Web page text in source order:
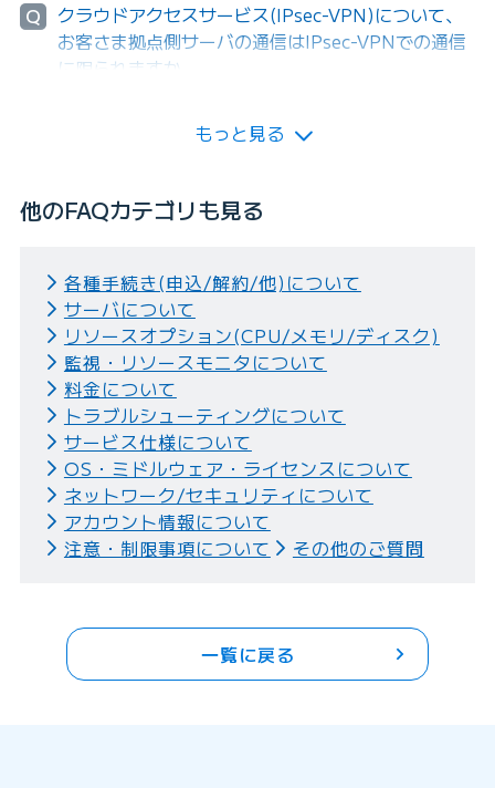
Q
クラウドアクセスサービス(IPsec-VPN)について、
お客さま拠点側サーバの通信はIPsec-VPNでの通信
に限られますか。
もっと見る
他のFAQカテゴリも見る
各種手続き(申込/解約/他)について
サーバについて
リソースオプション(CPU/メモリ/ディスク)
監視・リソースモニタについて
料金について
トラブルシューティングについて
サービス仕様について
OS・ミドルウェア・ライセンスについて
ネットワーク/セキュリティについて
アカウント情報について
注意・制限事項について
その他のご質問
一覧に戻る